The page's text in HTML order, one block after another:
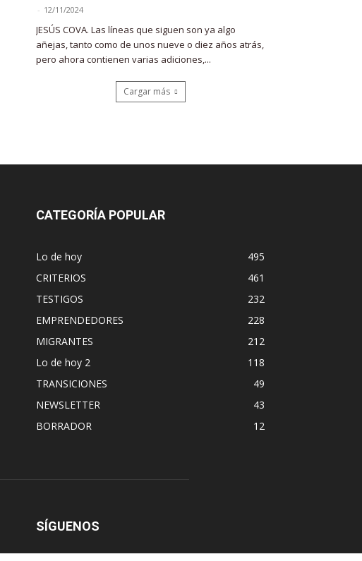
- 12/11/2024
JESÚS COVA. Las líneas que siguen son ya algo
añejas, tanto como de unos nueve o diez años atrás,
pero ahora contienen varias adiciones,...
Cargar más
CATEGORÍA POPULAR
Lo de hoy
495
CRITERIOS
461
TESTIGOS
232
EMPRENDEDORES
228
MIGRANTES
212
Lo de hoy 2
118
TRANSICIONES
49
NEWSLETTER
43
BORRADOR
12
SÍGUENOS